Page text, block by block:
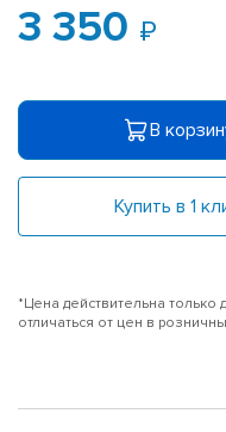
3 350
В
Купить в 1
*Цена действительна только
отличаться от цен в